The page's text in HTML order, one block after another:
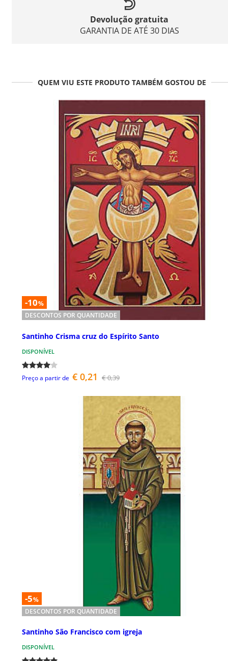
Devolução gratuita
GARANTIA DE ATÉ 30 DIAS
QUEM VIU ESTE PRODUTO TAMBÉM GOSTOU DE
-10%
DESCONTOS POR QUANTIDADE
Santinho Crisma cruz do Espírito Santo
DISPONÍVEL
Preço a partir de € 0,21 € 0,39
-5%
DESCONTOS POR QUANTIDADE
Santinho São Francisco com igreja
DISPONÍVEL